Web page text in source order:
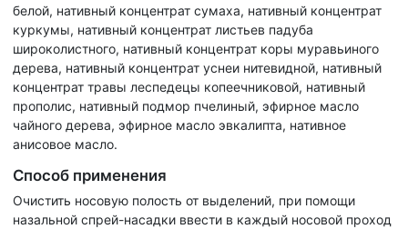
белой, нативный концентрат сумаха, нативный концентрат
куркумы, нативный концентрат листьев падуба
широколистного, нативный концентрат коры муравьиного
дерева, нативный концентрат уснеи нитевидной, нативный
концентрат травы леспедецы копеечниковой, нативный
прополис, нативный подмор пчелиный, эфирное масло
чайного дерева, эфирное масло эвкалипта, нативное
анисовое масло.
Способ применения
Очистить носовую полость от выделений, при помощи
назальной спрей-насадки ввести в каждый носовой проход